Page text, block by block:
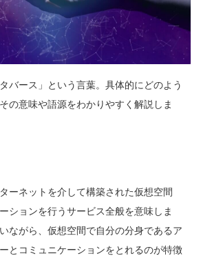
バース」という言葉。具体的にどのよう
の意味や語源をわかりやすく解説しま
ーネットを介して構築された仮想空間
ションを行うサービス全般を意味しま
ながら、仮想空間で自分の分身であるア
とコミュニケーションをとれるのが特徴